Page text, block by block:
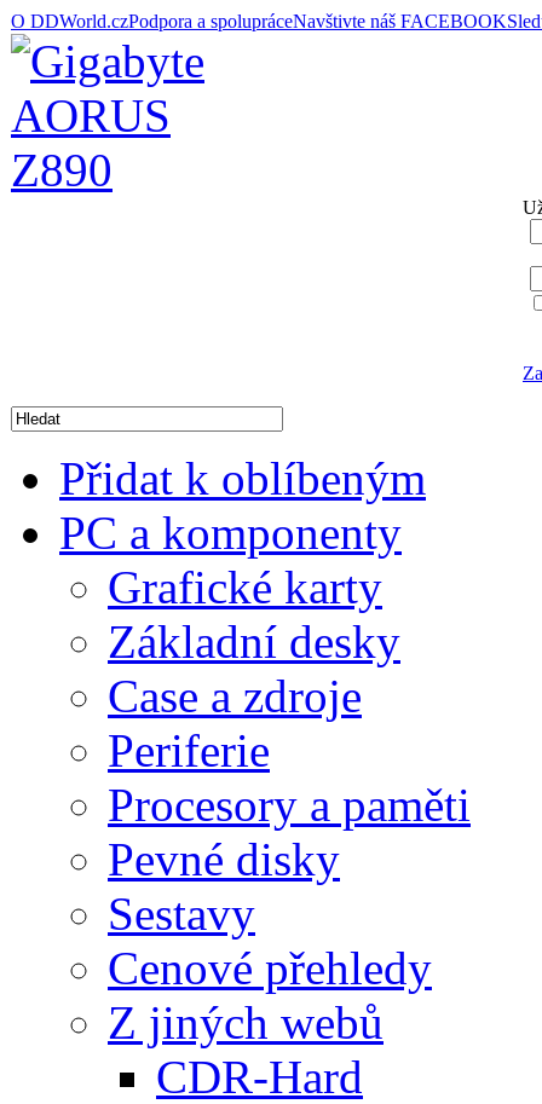
O DDWorld.czPodpora a spolupráceNavštivte náš FACEBOOK
Přidat k oblíbeným
PC a komponenty
Grafické karty
Základní desky
Case a zdroje
Periferie
Procesory a paměti
Pevné disky
Sestavy
Cenové přehledy
Z jiných webů
CDR-Hard